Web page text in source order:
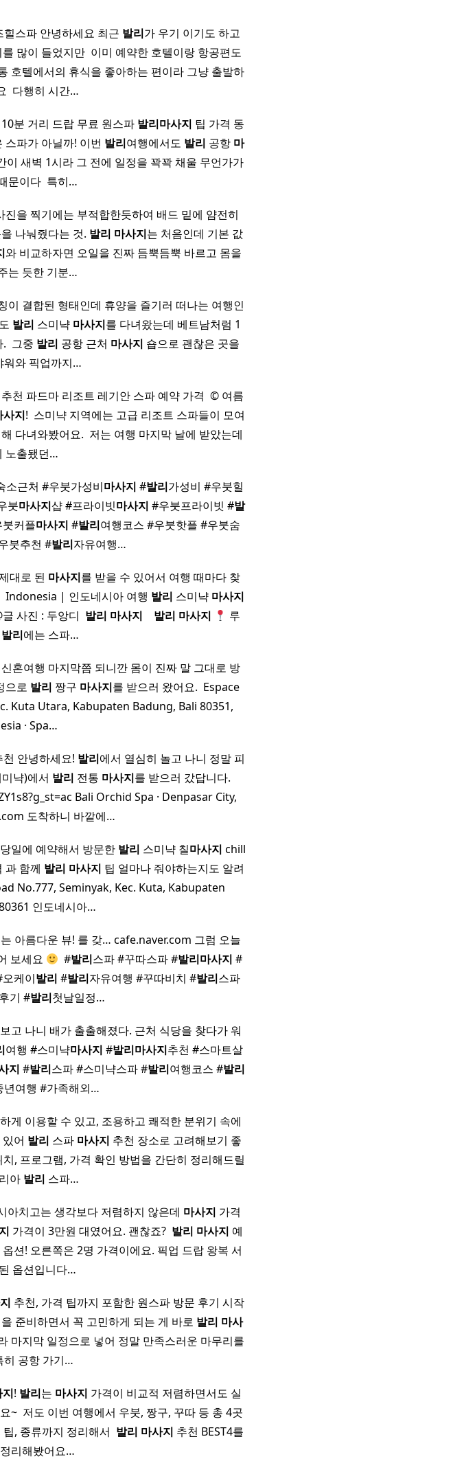
스파 안녕하세요 최근 발리가 우기 이기도 하고
많이 들었지만 ​ 이미 예약한 호텔이랑 항공편도
호텔에서의 휴식을 좋아하는 편이라 그냥 출발하
다행히 시간…
분 거리 드랍 무료 원스파 발리마사지 팁 가격 동
스파가 아닐까! 이번 발리여행에서도 발리 공항 마
새벽 1시라 그 전에 일정을 꽉꽉 채울 무언가가
문이다 ​ 특히…
을 찍기에는 부적합한듯하여 배드 밑에 얌전히
나눠줬다는 것. 발리 마사지는 처음인데 기본 값
와 비교하자면 오일을 진짜 듬뿍듬뿍 바르고 몸을
는 듯한 기분…
이 결합된 형태인데 휴양을 즐기러 떠나는 여행인
발리 스미냑 마사지를 다녀왔는데 베트남처럼 1
그중 발리 공항 근처 마사지 숍으로 괜찮은 곳을
워와 픽업까지…
추천 파드마 리조트 레기안 스파 예약 가격 ​ © 여름
사지! ​ 스미냑 지역에는 고급 리조트 스파들이 모여
다녀와봤어요. ​ 저는 여행 마지막 날에 받았는데
노출됐던…
소근처 #우붓가성비마사지 #발리가성비 #우붓힐
붓마사지샵 #프라이빗마사지 #우붓프라이빗 #발
커플마사지 #발리여행코스 #우붓핫플 #우붓숨
붓추천 #발리자유여행…
대로 된 마사지를 받을 수 있어서 여행 때마다 찾
Indonesia | 인도네시아 여행 발리 스미냑 마사지
사진 : 두앙디
발리 마사지 발리 마사지
루
발리에는 스파…
혼여행 마지막쯤 되니깐 몸이 진짜 말 그대로 방
으로 발리 짱구 마사지를 받으러 왔어요. ​ Espace
Kuta Utara, Kabupaten Badung, Bali 80351,
· Spa…
천 안녕하세요! 발리에서 열심히 놀고 나니 정말 피
냑)에서 발리 전통 마사지를 받으러 갔답니다.
Bali Orchid Spa · Denpasar City,
도착하니 바깥에…
일에 예약해서 방문한 발리 스미냑 칠마사지 chill
과 함께 발리 마사지 팁 얼마나 줘야하는지도 알려
No.777, Seminyak, Kec. Kuta, Kabupaten
인도네시아…
아름다운 뷰! 를 갖… cafe.naver.com 그럼 오늘
보세요 ​ #발리스파 #꾸따스파 #발리마사지 #
케이발리 #발리자유여행 #꾸따비치 #발리스파
기 #발리첫날일정…
고 나니 배가 출출해졌다. 근처 식당을 찾다가 워
여행 #스미냑마사지 #발리마사지추천 #스마트살
지 #발리스파 #스미냑스파 #발리여행코스 #발리
년여행 #가족해외…
게 이용할 수 있고, 조용하고 쾌적한 분위기 속에
어 발리 스파 마사지 추천 장소로 고려해보기 좋
치, 프로그램, 가격 확인 방법을 간단히 정리해드릴
아 발리 스파…
아치고는 생각보다 저렴하지 않은데 마사지 가격
가격이 3만원 대였어요. 괜찮죠? ​ 발리 마사지 예
션! 오른쪽은 2명 가격이에요. 픽업 드랍 왕복 서
옵션입니다…
추천, 가격 팁까지 포함한 원스파 방문 후기 시작
준비하면서 꼭 고민하게 되는 게 바로 발리 마사
마지막 일정으로 넣어 정말 만족스러운 마무리를
히 공항 가기…
! 발리는 마사지 가격이 비교적 저렴하면서도 실
~ ​ 저도 이번 여행에서 우붓, 짱구, 꾸따 등 총 4곳
팁, 종류까지 정리해서 발리 마사지 추천 BEST4를
리해봤어요…